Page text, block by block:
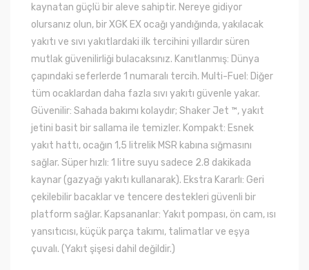
kaynatan güçlü bir aleve sahiptir. Nereye gidiyor
olursanız olun, bir XGK EX ocağı yandığında, yakılacak
yakıtı ve sıvı yakıtlardaki ilk tercihini yıllardır süren
mutlak güvenilirliği bulacaksınız. Kanıtlanmış: Dünya
çapındaki seferlerde 1 numaralı tercih. Multi-Fuel: Diğer
tüm ocaklardan daha fazla sıvı yakıtı güvenle yakar.
Güvenilir: Sahada bakımı kolaydır; Shaker Jet ™, yakıt
jetini basit bir sallama ile temizler. Kompakt: Esnek
yakıt hattı, ocağın 1,5 litrelik MSR kabına sığmasını
sağlar. Süper hızlı: 1 litre suyu sadece 2.8 dakikada
kaynar (gazyağı yakıtı kullanarak). Ekstra Kararlı: Geri
çekilebilir bacaklar ve tencere destekleri güvenli bir
platform sağlar. Kapsananlar: Yakıt pompası, ön cam, ısı
yansıtıcısı, küçük parça takımı, talimatlar ve eşya
çuvalı. (Yakıt şişesi dahil değildir.)